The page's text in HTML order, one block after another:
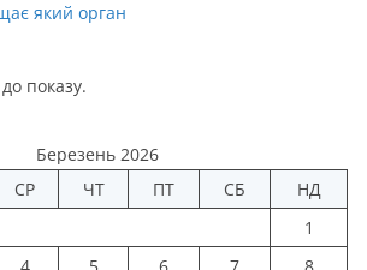
який орган
показу.
Березень 2026
СР ЧТ ПТ СБ
НД
1